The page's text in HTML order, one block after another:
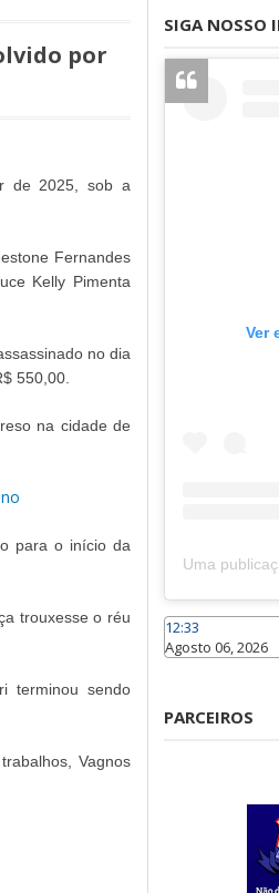
por
de 2025, sob a
Fernandes
Kelly Pimenta
no dia
550,00.
na cidade de
para o início da
trouxesse o réu
terminou sendo
Vagnos
SIGA NOSSO
Ver
12:33
Agosto 06, 2026
PARCEIROS